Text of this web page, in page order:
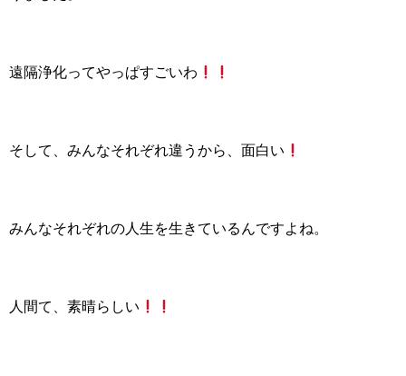
遠隔浄化ってやっぱすごいわ
そして、みんなそれぞれ違うから、面白い
みんなそれぞれの人生を生きているんですよね。
人間て、素晴らしい